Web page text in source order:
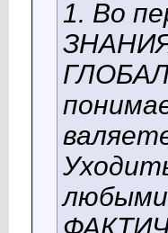
1. Во
любыми